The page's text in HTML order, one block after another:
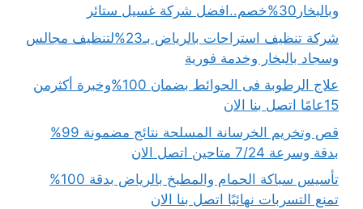
وبالبخار30%خصم..افضل شركة غسيل ستائر
شركة تنظيف استراحات بالرياض بـ23%لتنظيف مجالس
وسجاد بالبخار وخدمة فورية
علاج الرطوبة فى الحوائط بضمان 100%وخبرة أكثرمن
15عامًا اتصل بنا الان
قص وتخريم الخرسانة المسلحة نتائج مضمونة 99%
بدقة وسرعة 7/24 متاحين اتصل الان
تأسيس سباكة الحمام والمطبخ بالرياض بدقة 100%
تمنع التسربات نهائيًا اتصل بنا الان